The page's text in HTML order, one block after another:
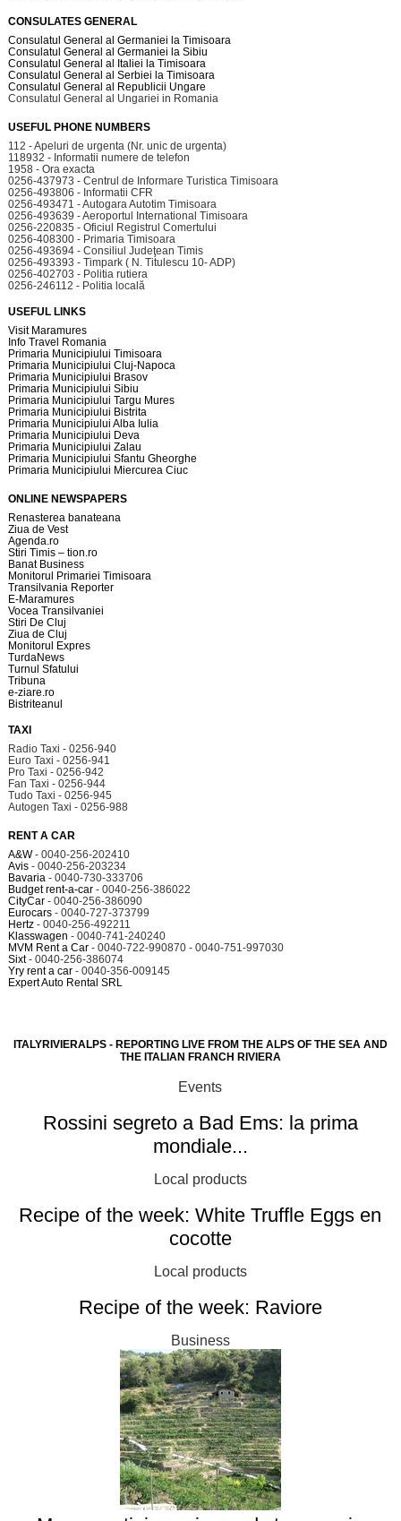
CONSULATES GENERAL
Consulatul General al Germaniei la Timisoara
Consulatul General al Germaniei la Sibiu
Consulatul General al Italiei la Timisoara
Consulatul General al Serbiei la Timisoara
Consulatul General al Republicii Ungare
Consulatul General al Ungariei in Romania
USEFUL PHONE NUMBERS
112 - Apeluri de urgenta (Nr. unic de urgenta)
118932 - Informatii numere de telefon
1958 - Ora exacta
0256-437973 - Centrul de Informare Turistica Timisoara
0256-493806 - Informatii CFR
0256-493471 - Autogara Autotim Timisoara
0256-493639 - Aeroportul International Timisoara
0256-220835 - Oficiul Registrul Comertului
0256-408300 - Primaria Timisoara
0256-493694 - Consiliul Judeţean Timis
0256-493393 - Timpark ( N. Titulescu 10- ADP)
0256-402703 - Politia rutiera
0256-246112 - Politia locală
USEFUL LINKS
Visit Maramures
Info Travel Romania
Primaria Municipiului Timisoara
Primaria Municipiului Cluj-Napoca
Primaria Municipiului Brasov
Primaria Municipiului Sibiu
Primaria Municipiului Targu Mures
Primaria Municipiului Bistrita
Primaria Municipiului Alba Iulia
Primaria Municipiului Deva
Primaria Municipiului Zalau
Primaria Municipiului Sfantu Gheorghe
Primaria Municipiului Miercurea Ciuc
ONLINE NEWSPAPERS
Renasterea banateana
Ziua de Vest
Agenda.ro
Stiri Timis – tion.ro
Banat Business
Monitorul Primariei Timisoara
Transilvania Reporter
E-Maramures
Vocea Transilvaniei
Stiri De Cluj
Ziua de Cluj
Monitorul Expres
TurdaNews
Turnul Sfatului
Tribuna
e-ziare.ro
Bistriteanul
TAXI
Radio Taxi - 0256-940
Euro Taxi - 0256-941
Pro Taxi - 0256-942
Fan Taxi - 0256-944
Tudo Taxi - 0256-945
Autogen Taxi - 0256-988
RENT A CAR
A&W- 0040-256-202410
Avis- 0040-256-203234
Bavaria - 0040-730-333706
Budget rent-a-car- 0040-256-386022
CityCar- 0040-256-386090
Eurocars- 0040-727-373799
Hertz- 0040-256-492211
Klasswagen - 0040-741-240240
MVM Rent a Car- 0040-722-990870 - 0040-751-997030
Sixt- 0040-256-386074
Yry rent a car- 0040-356-009145
Expert Auto Rental SRL
ITALYRIVIERALPS - REPORTING LIVE FROM THE ALPS OF THE SEA AND
THE ITALIAN FRANCH RIVIERA
Events
Rossini segreto a Bad Ems: la prima
mondiale...
Local products
Recipe of the week: White Truffle Eggs en
cocotte
Local products
Recipe of the week: Raviore
Business